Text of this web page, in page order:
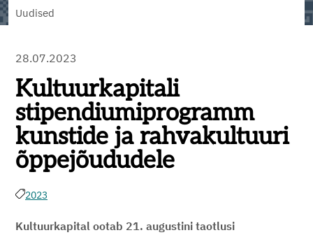
Uudised
28.07.2023
Kultuurkapitali
stipendiumiprogramm
kunstide ja rahvakultuuri
õppejõududele
2023
Kultuurkapital ootab 21. augustini taotlusi